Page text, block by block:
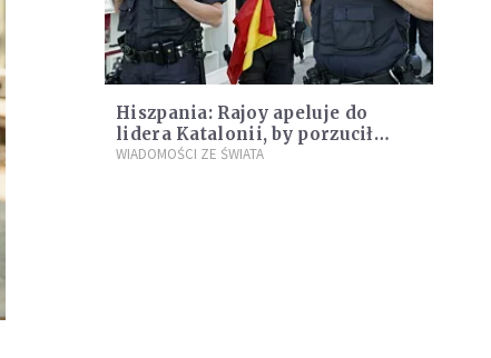
Hiszpania: Rajoy apeluje do
lidera Katalonii, by porzucił
plany niepodległościowe
WIADOMOŚCI ZE ŚWIATA